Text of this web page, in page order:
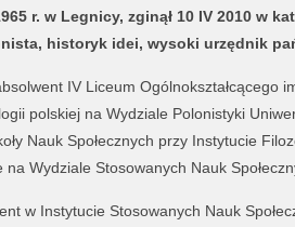
r. w Legnicy, zginął 10 IV 2010 w
historyk idei, wysoki urzędnik
IV Liceum Ogólnokształcącego
polskiej na Wydziale Polonistyki
Nauk Społecznych przy Instytucie
Wydziale Stosowanych Nauk
w Instytucie Stosowanych Nauk